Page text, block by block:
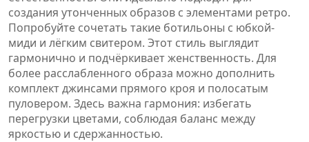
создания утонченных образов с элементами ретро.
Попробуйте сочетать такие ботильоны с юбкой-
миди и лёгким свитером. Этот стиль выглядит
гармонично и подчёркивает женственность. Для
более расслабленного образа можно дополнить
комплект джинсами прямого кроя и полосатым
пуловером. Здесь важна гармония: избегать
перегрузки цветами, соблюдая баланс между
яркостью и сдержанностью.